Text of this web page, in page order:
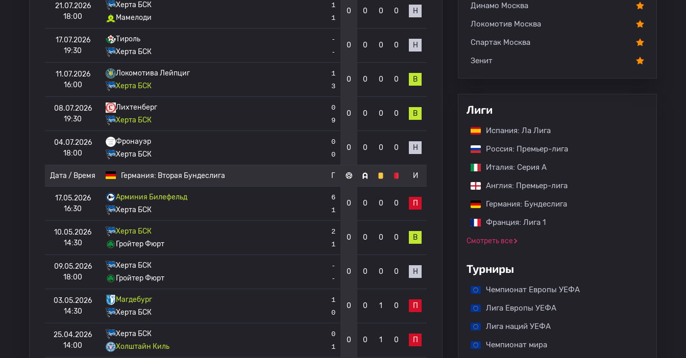
21.07.2026
18:00
Херта БСК
Мамелоди
1
1
0 0 0 0 Н
17.07.2026
19:30
Тироль
Херта БСК
-
-
0 0 0 0 Н
11.07.2026
16:00
Локомотива Лейпциг
Херта БСК
1
3
0 0 0 0 В
08.07.2026
19:30
Лихтенберг
Херта БСК
0
9
0 0 0 0 В
04.07.2026
18:00
Фронауэр
Херта БСК
0
0
0 0 0 0 Н
Дата / Время Германия: Вторая Бундеслига Г И
17.05.2026
16:30
Арминия Билефельд
Херта БСК
6
1
0 0 0 0 П
10.05.2026
14:30
Херта БСК
Гройтер Фюрт
2
1
0 0 0 0 В
09.05.2026
18:00
Херта БСК
Гройтер Фюрт
-
-
0 0 0 0 Н
03.05.2026
14:30
Магдебург
Херта БСК
1
0
0 0 1 0 П
25.04.2026
14:00
Херта БСК
Холштайн Киль
0
1
0 0 1 0 П
Динамо Москва
Локомотив Москва
Спартак Москва
Зенит
Лиги
Испания: Ла Лига
Россия: Премьер-лига
Италия: Серия А
Англия: Премьер-лига
Германия: Бундеслига
Франция: Лига 1
Смотреть все
Турниры
Чемпионат Европы УЕФА
Лига Европы УЕФА
Лига наций УЕФА
Чемпионат мира